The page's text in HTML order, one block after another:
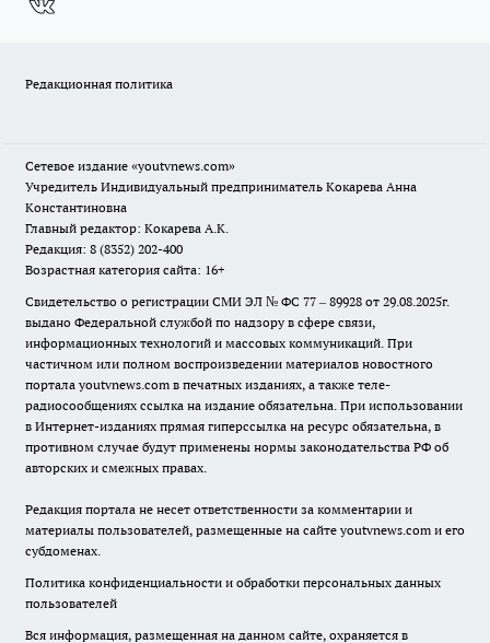
Редакционная политика
Сетевое издание «youtvnews.com»
Учредитель Индивидуальный предприниматель Кокарева Анна
Константиновна
Главный редактор: Кокарева А.К.
Редакция: 8 (8352) 202-400
Возрастная категория сайта: 16+
Свидетельство о регистрации СМИ ЭЛ № ФС 77 – 89928 от 29.08.2025г.
выдано Федеральной службой по надзору в сфере связи,
информационных технологий и массовых коммуникаций. При
частичном или полном воспроизведении материалов новостного
портала youtvnews.com в печатных изданиях, а также теле-
радиосообщениях ссылка на издание обязательна. При использовании
в Интернет-изданиях прямая гиперссылка на ресурс обязательна, в
противном случае будут применены нормы законодательства РФ об
авторских и смежных правах.
Редакция портала не несет ответственности за комментарии и
материалы пользователей, размещенные на сайте youtvnews.com и его
субдоменах.
Политика конфиденциальности и обработки персональных данных
пользователей
Вся информация, размещенная на данном сайте, охраняется в